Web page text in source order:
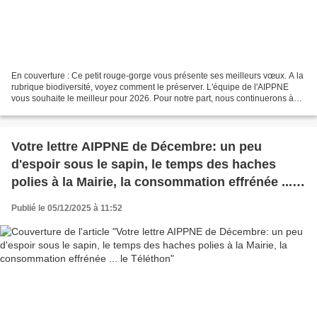
En couverture : Ce petit rouge-gorge vous présente ses meilleurs vœux. A la
rubrique biodiversité, voyez comment le préserver. L'équipe de l'AIPPNE
vous souhaite le meilleur pour 2026. Pour notre part, nous continuerons à
Votre lettre AIPPNE de Décembre: un peu
d'espoir sous le sapin, le temps des haches
polies à la Mairie, la consommation effrénée ...
le Téléthon
Publié le 05/12/2025 à 11:52